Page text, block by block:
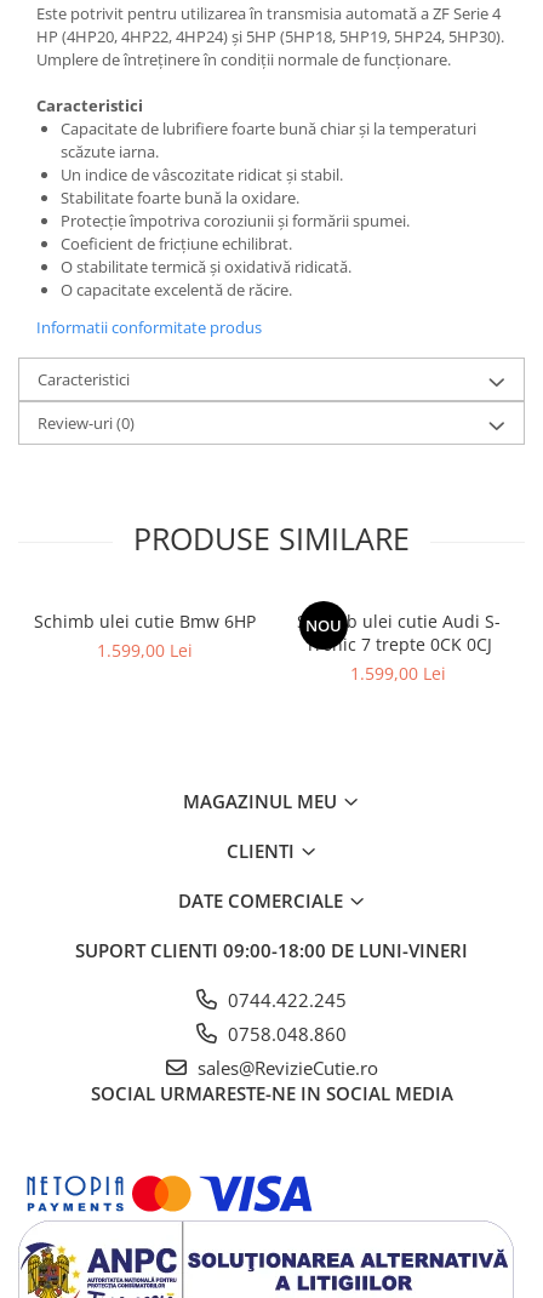
Este potrivit pentru utilizarea în transmisia automată a ZF Serie 4
HP (4HP20, 4HP22, 4HP24) și 5HP (5HP18, 5HP19, 5HP24, 5HP30).
Umplere de întreținere în condiții normale de funcționare.
Caracteristici
Capacitate de lubrifiere foarte bună chiar și la temperaturi
scăzute iarna.
Un indice de vâscozitate ridicat și stabil.
Stabilitate foarte bună la oxidare.
Protecție împotriva coroziunii și formării spumei.
Coeficient de fricțiune echilibrat.
O stabilitate termică și oxidativă ridicată.
O capacitate excelentă de răcire.
Informatii conformitate produs
Caracteristici
Review-uri(0)
PRODUSE SIMILARE
Schimb ulei cutie Bmw 6HP
1.599,00 Lei
NOU
Schimb ulei cutie Audi S-
Tronic 7 trepte 0CK 0CJ
1.599,00 Lei
MAGAZINUL MEU
CLIENTI
DATE COMERCIALE
SUPORT CLIENTI 09:00-18:00 DE LUNI-VINERI
0744.422.245
0758.048.860
sales@RevizieCutie.ro
SOCIAL URMARESTE-NE IN SOCIAL MEDIA